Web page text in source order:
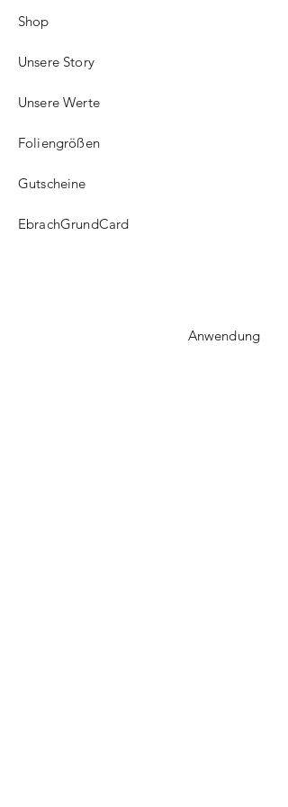
Shop
Unsere Story
Unsere Werte
Foliengrößen
Gutscheine
EbrachGrundCard
Anwendung